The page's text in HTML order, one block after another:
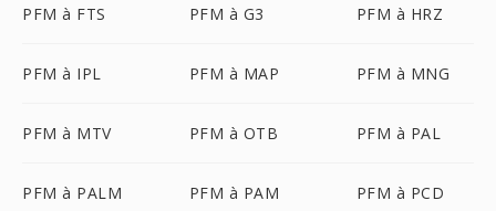
PFM à FTS PFM à G3 PFM à HRZ
PFM à IPL PFM à MAP PFM à MNG
PFM à MTV PFM à OTB PFM à PAL
PFM à PALM PFM à PAM PFM à PCD